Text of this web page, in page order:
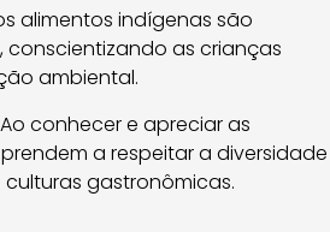
alimentos indígenas são
as crianças
ambiental.
conhecer e apreciar as
a respeitar a diversidade
gastronômicas.